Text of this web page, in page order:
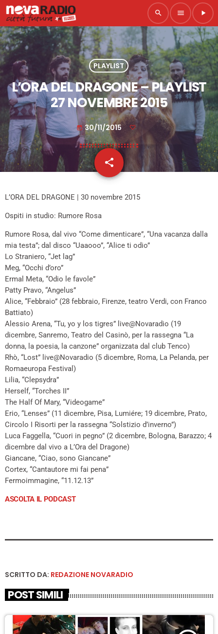
search menu play_arrow
PLAYLIST
L’ORA DEL DRAGONE – PLAYLIST
27 NOVEMBRE 2015
today 30/11/2015
share
email
L’ORA DEL DRAGONE | 30 novembre 2015
Ospiti in studio: Rumore Rosa
Rumore Rosa, dal vivo “Come dimenticare”, “Una vacanza dalla
mia testa”; dal disco “Uaaooo”, “Alice ti odio”
Lo Straniero, “Jet lag”
Meg, “Occhi d’oro”
Ermal Meta, “Odio le favole”
Patty Pravo, “Angelus”
Alice, “Febbraio” (28 febbraio, Firenze, teatro Verdi, con Franco
Battiato)
Alessio Arena, “Tu, yo y los tigres” live@Novaradio (19
dicembre, Sanremo, Teatro del Casinò, per la rassegna “La
donna, la poesia, la canzone” organizzata dal club Tenco)
Rhò, “Lost” live@Novaradio (5 dicembre, Roma, La Pelanda, per
Romaeuropa Festival)
Lilia, “Clepsydra”
Herself, “Torches II”
The Half Of Mary, “Videogame”
Erio, “Lenses” (11 dicembre, Pisa, Lumiére; 19 dicembre, Prato,
Circolo I Risorti per la rassegna “Solstizio d’inverno”)
Luca Faggella, “Cuori in pegno” (2 dicembre, Bologna, Barazzo; 4
dicembre dal vivo a L’Ora del Dragone)
Giancane, “Ciao, sono Giancane”
Cortex, “Cantautore mi fai pena”
Fermoimmagine, “11.12.13”
ASCOLTA IL PODCAST
SCRITTO DA: REDAZIONE NOVARADIO
POST SIMILI